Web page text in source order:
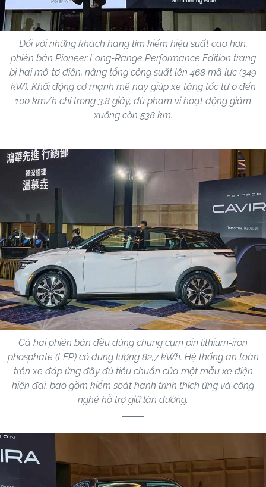
Đối với những khách hàng tìm kiếm hiệu suất cao hơn,
phiên bản Pioneer Long-Range Performance Edition trang
bị hai mô-tơ điện, nâng tổng công suất lên 468 mã lực (349
kW). Khối động cơ mạnh mẽ này giúp xe tăng tốc từ 0 đến
100 km/h chỉ trong 3,8 giây, dù phạm vi hoạt động giảm
xuống còn 538 km.
Cả hai phiên bản đều dùng chung cụm pin lithium-iron
phosphate (LFP) có dung lượng 82,7 kWh. Hệ thống an toàn
trên xe đáp ứng đầy đủ tiêu chuẩn của một mẫu xe điện
hiện đại, bao gồm kiểm soát hành trình thích ứng và công
nghệ hỗ trợ giữ làn đường.